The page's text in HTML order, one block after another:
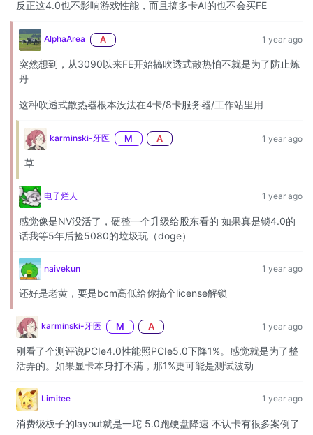
反正这4.0也不影响游戏性能，而且搞多卡AI的也不会买FE
AlphaArea A 1 year ago
突然想到，从3090以来FE开始搞吹透式散热怕不就是为了防止炼
丹
这种吹透式散热器根本没法在4卡/8卡服务器/工作站里用
karminski-牙医 M A 1 year ago
草
电子烂人 1 year ago
感觉像是NV没活了，硬整一个升级给股东看的 如果真是锁4.0的
话我等5年后捡5080的垃圾玩（doge）
naivekun 1 year ago
还好是老黄，要是bcm高低给你搞个license解锁
karminski-牙医 M A 1 year ago
刚看了个测评说PCIe4.0性能照PCIe5.0下降1%。感觉就是为了整
活弄的。如果显卡本身打不满，那1%更可能是测试波动
Limitee 1 year ago
消费级板子的layout就是一坨 5.0跑硬盘降速 不认卡有很多案例了